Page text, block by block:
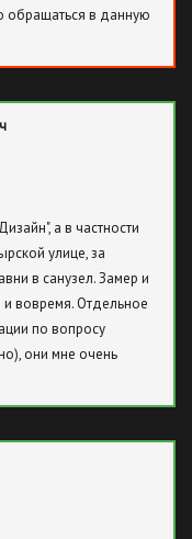
обращаться в данную
а в частности
улице, за
в санузел. Замер и
вовремя. Отдельное
по вопросу
они мне очень